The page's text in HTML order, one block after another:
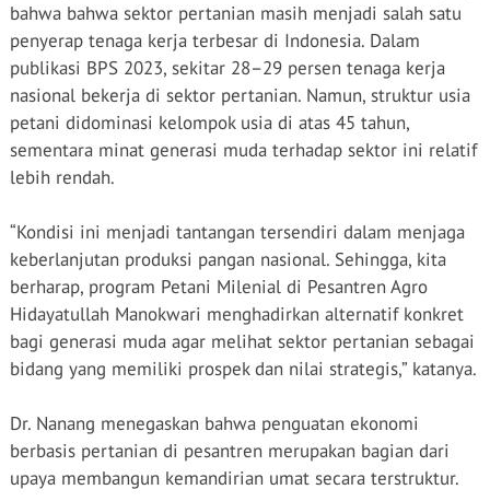
bahwa bahwa sektor pertanian masih menjadi salah satu
penyerap tenaga kerja terbesar di Indonesia. Dalam
publikasi BPS 2023, sekitar 28–29 persen tenaga kerja
nasional bekerja di sektor pertanian. Namun, struktur usia
petani didominasi kelompok usia di atas 45 tahun,
sementara minat generasi muda terhadap sektor ini relatif
lebih rendah.
“Kondisi ini menjadi tantangan tersendiri dalam menjaga
keberlanjutan produksi pangan nasional. Sehingga, kita
berharap, program Petani Milenial di Pesantren Agro
Hidayatullah Manokwari menghadirkan alternatif konkret
bagi generasi muda agar melihat sektor pertanian sebagai
bidang yang memiliki prospek dan nilai strategis,” katanya.
Dr. Nanang menegaskan bahwa penguatan ekonomi
berbasis pertanian di pesantren merupakan bagian dari
upaya membangun kemandirian umat secara terstruktur.